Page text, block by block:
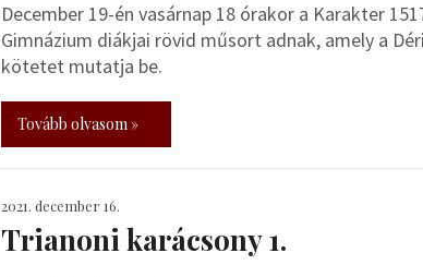
December 19-én vasárnap 18 órakor a Karakter
Gimnázium diákjai rövid műsort adnak, amely a
kötetet mutatja be.
Tovább olvasom »
2021. december 16.
Trianoni karácsony 1.